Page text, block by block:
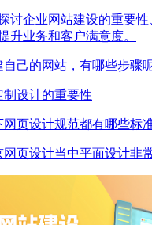
讨企业网站建设的重要
升业务和客户满意度。
自己的网站，有哪些步骤
制设计的重要性
网页设计规范都有哪些标
网页设计当中平面设计非